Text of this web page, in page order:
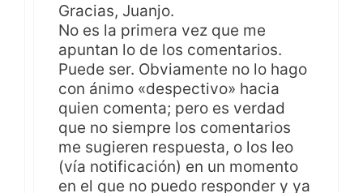
Gracias, Juanjo.
No es la primera vez que me
apuntan lo de los comentarios.
Puede ser. Obviamente no lo hago
con ánimo «despectivo» hacia
quien comenta; pero es verdad
que no siempre los comentarios
me sugieren respuesta, o los leo
(vía notificación) en un momento
en el que no puedo responder y ya